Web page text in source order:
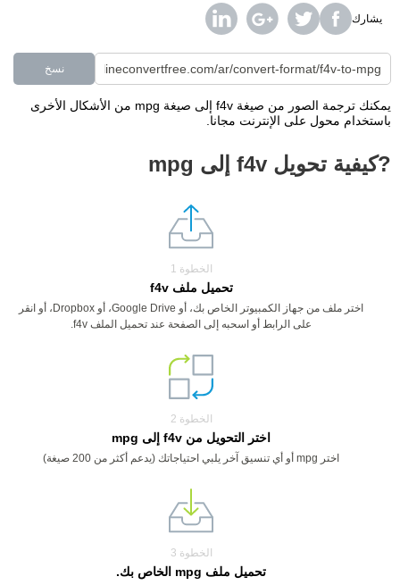
يشارك
نسخ
يمكنك ترجمة الصور من صيغة f4v إلى صيغة mpg من الأشكال الأخرى
باستخدام محول على الإنترنت مجانا.
?كيفية تحويل f4v إلى mpg
الخطوة 1
تحميل ملف f4v
اختر ملف من جهاز الكمبيوتر الخاص بك، أو Google Drive، أو Dropbox، أو انقر
على الرابط أو اسحبه إلى الصفحة عند تحميل الملف f4v.
الخطوة 2
اختر التحويل من f4v إلى mpg
اختر mpg أو أي تنسيق آخر يلبي احتياجاتك (يدعم أكثر من 200 صيغة)
الخطوة 3
تحميل ملف mpg الخاص بك.